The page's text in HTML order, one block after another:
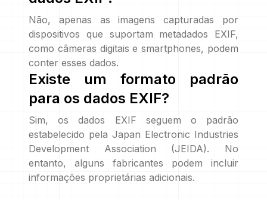
Não, apenas as imagens capturadas por
dispositivos que suportam metadados EXIF,
como câmeras digitais e smartphones, podem
conter esses dados.
Existe um formato padrão
para os dados EXIF?
Sim, os dados EXIF seguem o padrão
estabelecido pela Japan Electronic Industries
Development Association (JEIDA). No
entanto, alguns fabricantes podem incluir
informações proprietárias adicionais.